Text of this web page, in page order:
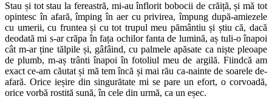
Stau și tot stau la fereastră, mi-au înflorit bobocii de crăiță, și mă tot
opintesc în afară, împing în aer cu privirea, împung după-amiezele
cu umerii, cu fruntea și cu tot trupul meu pământiu și știu că, dacă
deodată mi s-ar crăpa în fața ochilor fanta de lumină, aș tuli-o înapoi
cât m-ar ține tălpile și, gâfâind, cu palmele apăsate ca niște pleoape
de plumb, m-aș trânti înapoi în fotoliul meu de argilă. Fiindcă am
exact ce-am căutat și mă tem încă și mai rău ca-nainte de soarele de-
afară. Orice ieșire din singurătate mi se pare un efort, o corvoadă,
orice vorbă rostită sună, în cele din urmă, ca un eșec.